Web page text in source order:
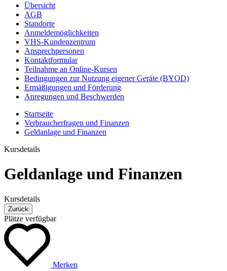
Übersicht
AGB
Standorte
Anmeldemöglichkeiten
VHS-Kundenzentrum
Ansprechpersonen
Kontaktformular
Teilnahme an Online-Kursen
Bedingungen zur Nutzung eigener Geräte (BYOD)
Ermäßigungen und Förderung
Anregungen und Beschwerden
Startseite
Verbraucherfragen und Finanzen
Geldanlage und Finanzen
Kursdetails
Geldanlage und Finanzen
Kursdetails
Zurück
Plätze verfügbar
Merken